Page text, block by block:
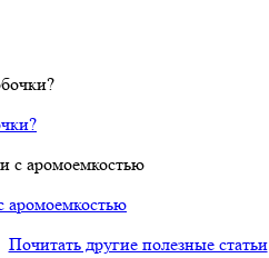
аромоемкостью
Почитать другие полезные статьи